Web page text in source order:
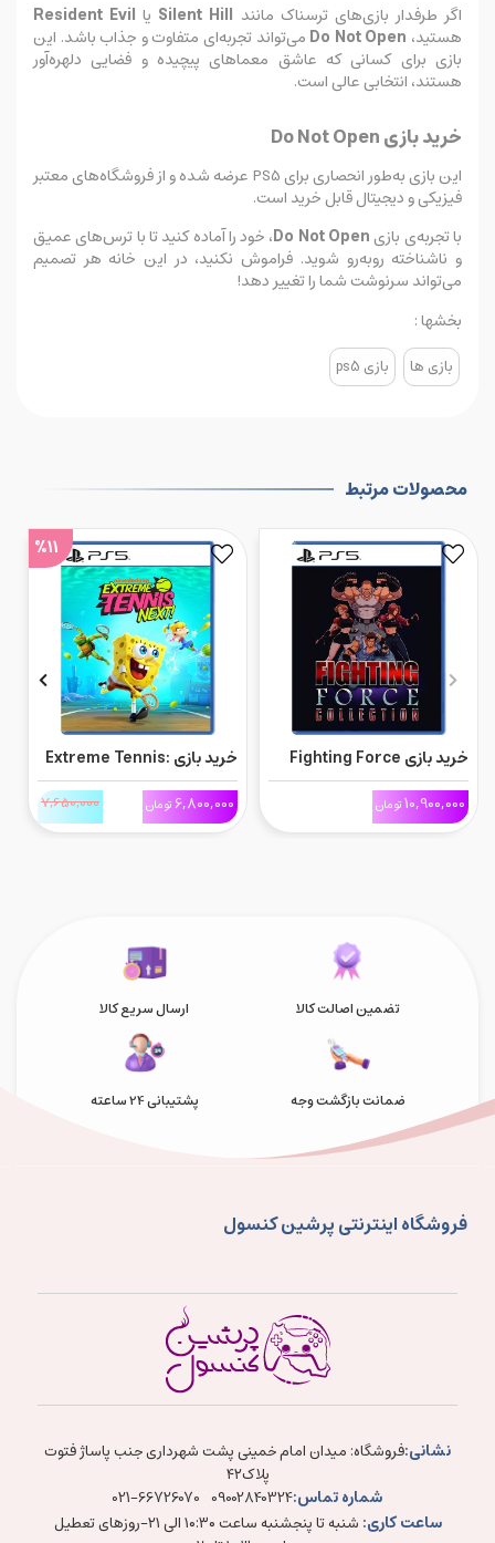
اگر طرفدار بازی‌های ترسناک مانند Silent Hill یا Resident Evil
هستید، Do Not Open می‌تواند تجربه‌ای متفاوت و جذاب باشد. این
بازی برای کسانی که عاشق معماهای پیچیده و فضایی دلهره‌آور
هستند، انتخابی عالی است.
خرید بازی Do Not Open
این بازی به‌طور انحصاری برای PS5 عرضه شده و از فروشگاه‌های معتبر
فیزیکی و دیجیتال قابل خرید است.
با تجربه‌ی بازیDo Not Open، خود را آماده کنید تا با ترس‌های عمیق
و ناشناخته روبه‌رو شوید. فراموش نکنید، در این خانه هر تصمیم
می‌تواند سرنوشت شما را تغییر دهد!
بخشها :
بازی ها بازی ps5
محصولات مرتبط
خرید بازی Fighting Force
Collection برای Ps5
10,900,000تومان
%11
خرید بازی Extreme Tennis:
Next برای Ps5
6,800,000تومان 7,650,000
تضمین اصالت کالا ارسال سریع کالا
ضمانت بازگشت وجه پشتیبانی 24 ساعته
فروشگاه اینترنتی پرشین کنسول
نشانی:فروشگاه: میدان امام خمینی پشت شهرداری جنب پاساژ فتوت
پلاک۴۲
شماره تماس:09002840324
021-66726070
ساعت کاری:
شنبه تا پنجشنبه ساعت ۱۰:۳۰ الی ۲۱-روزهای تعطیل